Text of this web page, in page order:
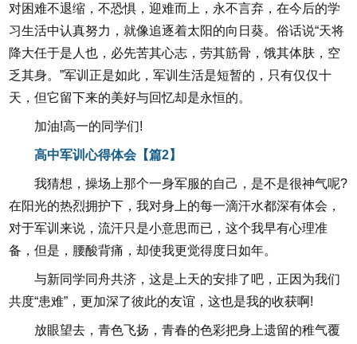
对困难不退缩，不恐惧，迎难而上，永不言弃，在今后的学
习生活中认真努力，就像追逐着太阳的向日葵。俗话说“天将
降大任于是人也，必先苦其心志，劳其筋骨，饿其体肤，空
乏其身。”军训正是如此，军训生活是短暂的，只有仅仅十
天，但它留下来的美好与回忆却是永恒的。
加油!高一的同学们!
高中军训心得体会【篇2】
我猜想，操场上那个一身军服的自己，是不是很神气呢?
在阳光的热烈拥护下，我对身上的每一滴汗水都深有体会，
对于军训来说，流汗只是小意思而已，这个我早有心理准
备，但是，腰酸背痛，却使我更觉得度日如年。
与新同学同舟共济，这是上天的安排了吧，正因为我们
共度“患难”，更加深了彼此的友谊，这也是我的收获啊!
放眼望去，青色飞扬，青春的色彩把身上遗留的稚气覆